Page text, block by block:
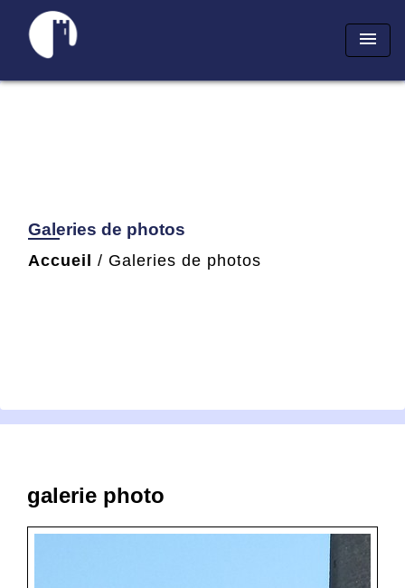
menu
Galeries de photos
Accueil / Galeries de photos
galerie photo